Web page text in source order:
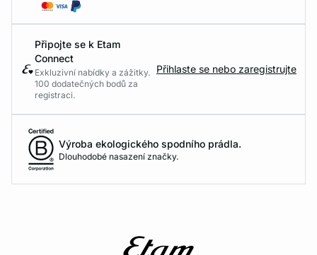
Připojte se k Etam
Connect
Exkluzivní nabídky a zážitky.
100 dodatečných bodů za
registraci.
Přihlaste se nebo zaregistrujte
Výroba ekologického spodního prádla.
Dlouhodobé nasazení značky.